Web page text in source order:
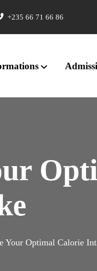
+235 66 71 66 86
Your Optimal Calorie